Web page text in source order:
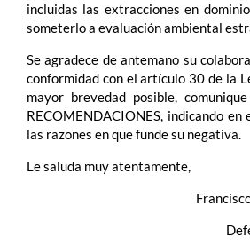
incluidas las extracciones en
someterlo a evaluación ambiental
Se agradece de antemano su
conformidad con el artículo 30 de la
mayor brevedad posible,
RECOMENDACIONES, indicando
las razones en que funde su negativa.
Le saluda muy atentamente,